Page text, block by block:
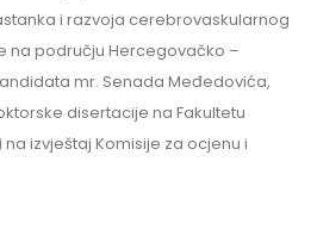
i razvoja cerebrovaskularnog
na području Hercegovačko –
mr. Senada Međedovića,
disertacije na Fakultetu
izvještaj Komisije za ocjenu i